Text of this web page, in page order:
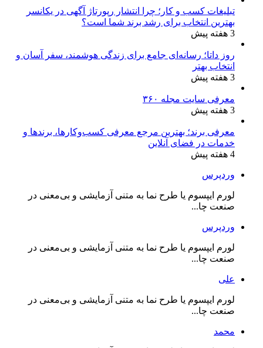
تبلیغات کسب و کار؛ چرا انتشار رپورتاژ آگهی در یکانسر
بهترین انتخاب برای رشد برند شما است؟
3 هفته پیش
روز داتا؛ رسانه‌ای جامع برای زندگی هوشمند، سفر آسان و
انتخاب بهتر
3 هفته پیش
معرفی سایت مجله ۳۶۰
3 هفته پیش
معرفی برند؛ بهترین مرجع معرفی کسب‌وکارها، برندها و
خدمات در فضای آنلاین
4 هفته پیش
وردپرس
لورم ایپسوم یا طرح‌ نما به متنی آزمایشی و بی‌معنی در
صنعت چا...
وردپرس
لورم ایپسوم یا طرح‌ نما به متنی آزمایشی و بی‌معنی در
صنعت چا...
علی
لورم ایپسوم یا طرح‌ نما به متنی آزمایشی و بی‌معنی در
صنعت چا...
محمد